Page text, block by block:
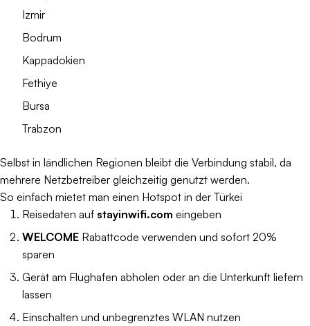
Izmir
Bodrum
Kappadokien
Fethiye
Bursa
Trabzon
Selbst in ländlichen Regionen bleibt die Verbindung stabil, da
mehrere Netzbetreiber gleichzeitig genutzt werden.
So einfach mietet man einen Hotspot in der Türkei
Reisedaten auf stayinwifi.com eingeben
WELCOME Rabattcode verwenden und sofort 20%
sparen
Gerät am Flughafen abholen oder an die Unterkunft liefern
lassen
Einschalten und unbegrenztes WLAN nutzen